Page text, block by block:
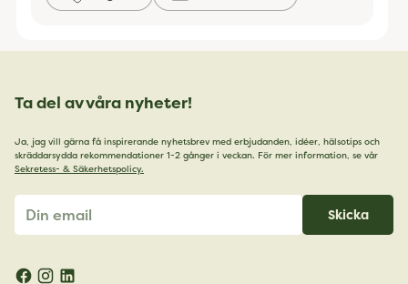
Ta del av våra nyheter!
Ja, jag vill gärna få inspirerande nyhetsbrev med erbjudanden, idéer, hälsotips och
skräddarsydda rekommendationer 1-2 gånger i veckan. För mer information, se vår
Sekretess- & Säkerhetspolicy.
email
Skicka